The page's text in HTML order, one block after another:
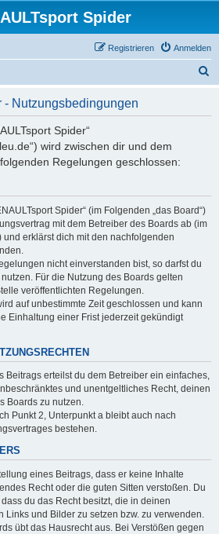
Spider
Anmelden
Registrieren
- Nutzungsbedingungen
Spider“
wird zwischen dir und dem
Regelungen geschlossen:
Spider“ (im Folgenden „das Board“)
mit dem Betreiber des Boards ab (im
und erklärst dich mit den nachfolgenden
nicht einverstanden bist, so darfst du
Für die Nutzung des Boards gelten
veröffentlichten Regelungen.
auf unbestimmte Zeit geschlossen und kann
Einhaltung einer Frist jederzeit gekündigt
Beitrags erteilst du dem Betreiber ein einfaches,
und unentgeltliches Recht, deinen
Boards zu nutzen.
Punkt 2, Unterpunkt a bleibt auch nach
bestehen.
eines Beitrags, dass er keine Inhalte
Recht oder die guten Sitten verstoßen. Du
du das Recht besitzt, die in deinen
Links und Bilder zu setzen bzw. zu verwenden.
übt das Hausrecht aus. Bei Verstößen gegen